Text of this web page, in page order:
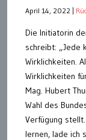
April 14, 2022
Die Initiatorin
schreibt: „Jede
Wirklichkeiten.
Wirklichkeiten
Mag. Hubert
Wahl des
Verfügung
lernen, lade ich